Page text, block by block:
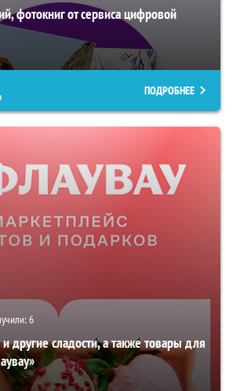
фотокниг от сервиса цифровой
ПОДРОБНЕЕ
6
другие сладости, а также товары для